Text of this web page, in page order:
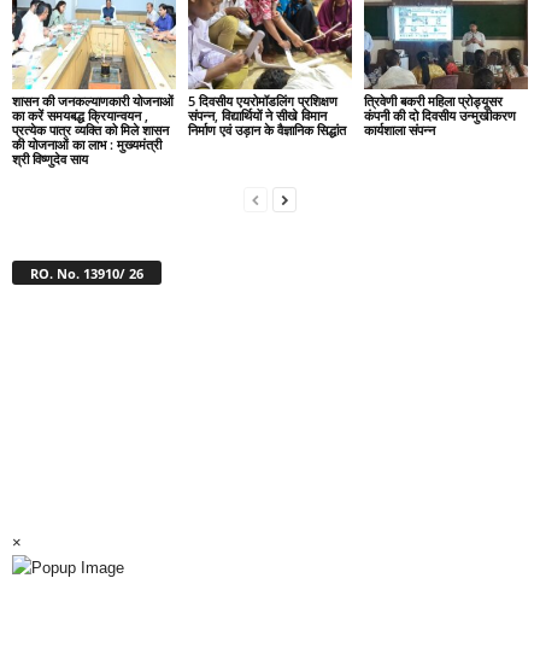
शासन की जनकल्याणकारी योजनाओं
का करें समयबद्ध क्रियान्वयन ,
प्रत्येक पात्र व्यक्ति को मिले शासन
की योजनाओं का लाभ : मुख्यमंत्री
श्री विष्णुदेव साय
5 दिवसीय एयरोमॉडलिंग प्रशिक्षण
संपन्न, विद्यार्थियों ने सीखे विमान
निर्माण एवं उड़ान के वैज्ञानिक सिद्धांत
त्रिवेणी बकरी महिला प्रोड्यूसर
कंपनी की दो दिवसीय उन्मुखीकरण
कार्यशाला संपन्न
RO. No. 13910/ 26
×